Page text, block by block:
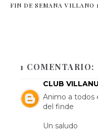
FIN DE SEMANA VILLANO
1 COMENTARIO:
CLUB
Animo a todos
del finde
Un saludo